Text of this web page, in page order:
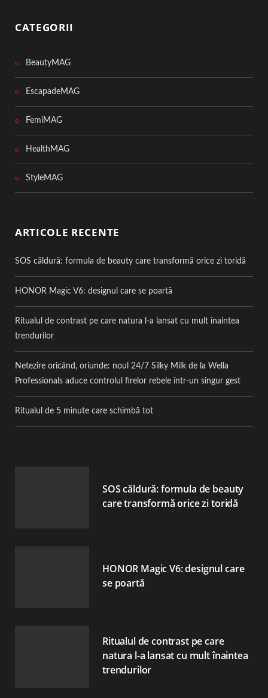
CATEGORII
BeautyMAG
EscapadeMAG
FemiMAG
HealthMAG
StyleMAG
ARTICOLE RECENTE
SOS căldură: formula de beauty care transformă orice zi toridă
HONOR Magic V6: designul care se poartă
Ritualul de contrast pe care natura l-a lansat cu mult înaintea
trendurilor
Netezire oricând, oriunde: noul 24/7 Silky Milk de la Wella
Professionals aduce controlul firelor rebele într-un singur gest
Ritualul de 5 minute care schimbă tot
SOS căldură: formula de beauty
care transformă orice zi toridă
HONOR Magic V6: designul care
se poartă
Ritualul de contrast pe care
natura l-a lansat cu mult înaintea
trendurilor